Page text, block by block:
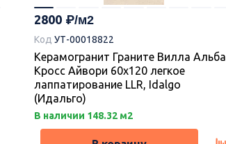
2800
Код УТ-00018822
Керамогранит Граните Вилла Альба
Кросс Айвори 60х120 легкое
лаппатирование LLR, Idalgo
(Идальго)
В наличии 148.32 м2